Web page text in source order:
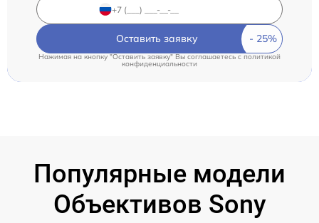
Оставить заявку
Нажимая на кнопку "Оставить заявку" Вы соглашаетесь c политикой
конфиденциальности
Популярные модели
Объективов Sony